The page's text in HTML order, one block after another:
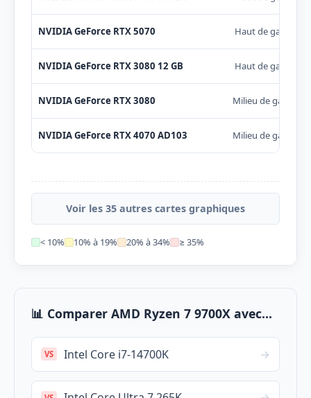
NVIDIA GeForce RTX 5070 Haut de gamme
NVIDIA GeForce RTX 3080 12 GB Haut de gamme
NVIDIA GeForce RTX 3080 Milieu de gamme
NVIDIA GeForce RTX 4070 AD103 Milieu de gamme
Voir les 35 autres cartes graphiques
< 10% 10% à 19% 20% à 34% ≥ 35%
📊 Comparer AMD Ryzen 7 9700X avec...
VS Intel Core i7-14700K →